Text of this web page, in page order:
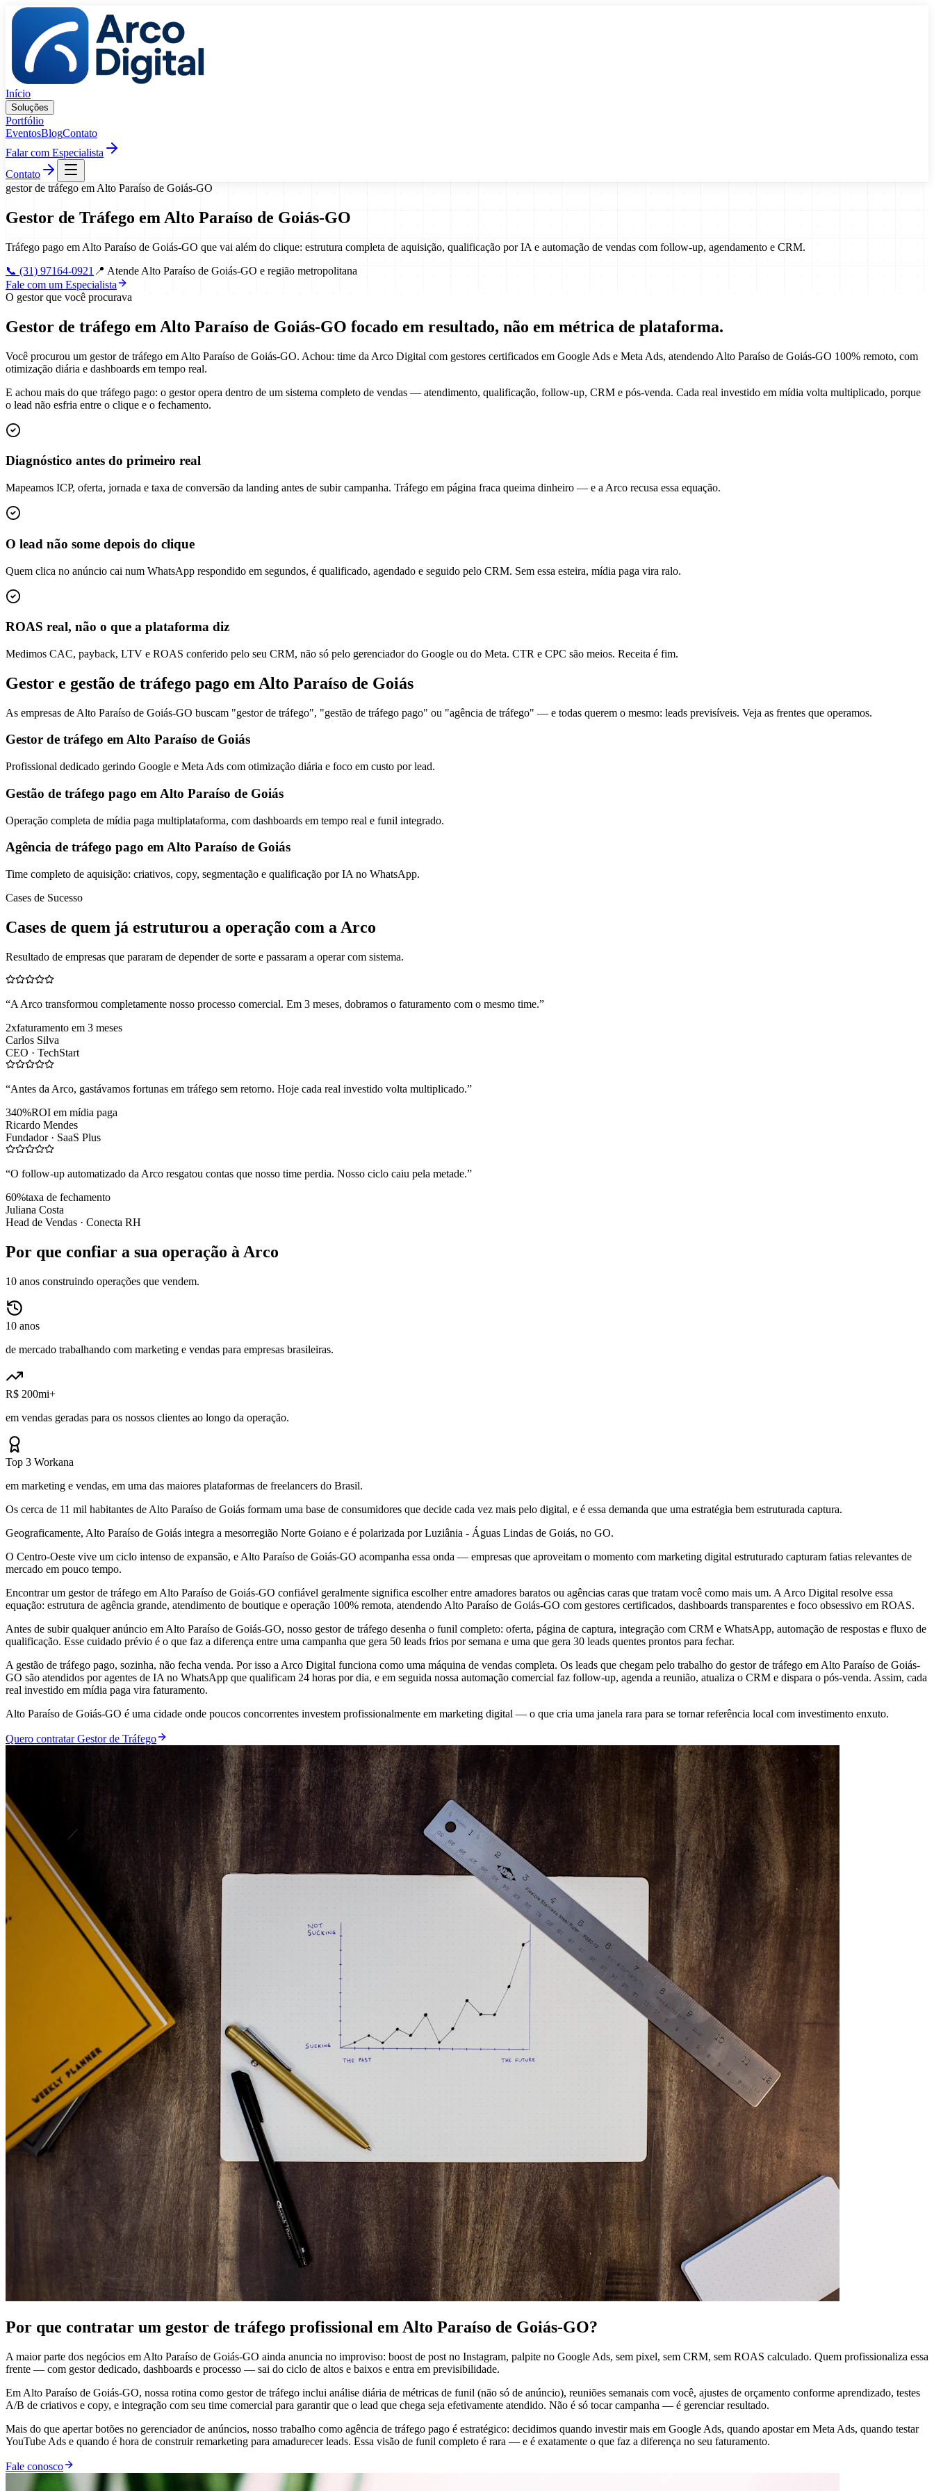
Pular para o conteúdo
Início
Soluções
Portfólio
EventosBlogContato
Falar com Especialista
Contato
gestor de tráfego em Alto Paraíso de Goiás-GO
Gestor de Tráfego em Alto Paraíso de Goiás-GO
Tráfego pago em Alto Paraíso de Goiás-GO que vai além do clique: estrutura completa de aquisição, qualificação por IA e automação de vendas com follow-up, agendamento e CRM.
📞 (31) 97164-0921 📍 Atende Alto Paraíso de Goiás-GO e região metropolitana
Fale com um Especialista
O gestor que você procurava
Gestor de tráfego em Alto Paraíso de Goiás-GO focado em resultado, não em métrica de plataforma.
Você procurou um gestor de tráfego em Alto Paraíso de Goiás-GO. Achou: time da Arco Digital com gestores certificados em Google Ads e Meta Ads, atendendo Alto Paraíso de Goiás-GO 100% remoto, com
otimização diária e dashboards em tempo real.
E achou mais do que tráfego pago: o gestor opera dentro de um sistema completo de vendas — atendimento, qualificação, follow-up, CRM e pós-venda. Cada real investido em mídia volta multiplicado, porque
o lead não esfria entre o clique e o fechamento.
Diagnóstico antes do primeiro real
Mapeamos ICP, oferta, jornada e taxa de conversão da landing antes de subir campanha. Tráfego em página fraca queima dinheiro — e a Arco recusa essa equação.
O lead não some depois do clique
Quem clica no anúncio cai num WhatsApp respondido em segundos, é qualificado, agendado e seguido pelo CRM. Sem essa esteira, mídia paga vira ralo.
ROAS real, não o que a plataforma diz
Medimos CAC, payback, LTV e ROAS conferido pelo seu CRM, não só pelo gerenciador do Google ou do Meta. CTR e CPC são meios. Receita é fim.
Gestor e gestão de tráfego pago em Alto Paraíso de Goiás
As empresas de Alto Paraíso de Goiás-GO buscam "gestor de tráfego", "gestão de tráfego pago" ou "agência de tráfego" — e todas querem o mesmo: leads previsíveis. Veja as frentes que operamos.
Gestor de tráfego em Alto Paraíso de Goiás
Profissional dedicado gerindo Google e Meta Ads com otimização diária e foco em custo por lead.
Gestão de tráfego pago em Alto Paraíso de Goiás
Operação completa de mídia paga multiplataforma, com dashboards em tempo real e funil integrado.
Agência de tráfego pago em Alto Paraíso de Goiás
Time completo de aquisição: criativos, copy, segmentação e qualificação por IA no WhatsApp.
Cases de Sucesso
Cases de quem já estruturou a operação com a Arco
Resultado de empresas que pararam de depender de sorte e passaram a operar com sistema.
“A Arco transformou completamente nosso processo comercial. Em 3 meses, dobramos o faturamento com o mesmo time.”
2xfaturamento em 3 meses
Carlos Silva
CEO · TechStart
“Antes da Arco, gastávamos fortunas em tráfego sem retorno. Hoje cada real investido volta multiplicado.”
340%ROI em mídia paga
Ricardo Mendes
Fundador · SaaS Plus
“O follow-up automatizado da Arco resgatou contas que nosso time perdia. Nosso ciclo caiu pela metade.”
60%taxa de fechamento
Juliana Costa
Head de Vendas · Conecta RH
Por que confiar a sua operação à Arco
10 anos construindo operações que vendem.
10 anos
de mercado trabalhando com marketing e vendas para empresas brasileiras.
R$ 200mi+
em vendas geradas para os nossos clientes ao longo da operação.
Top 3 Workana
em marketing e vendas, em uma das maiores plataformas de freelancers do Brasil.
Os cerca de 11 mil habitantes de Alto Paraíso de Goiás formam uma base de consumidores que decide cada vez mais pelo digital, e é essa demanda que uma estratégia bem estruturada captura.
Geograficamente, Alto Paraíso de Goiás integra a mesorregião Norte Goiano e é polarizada por Luziânia - Águas Lindas de Goiás, no GO.
O Centro-Oeste vive um ciclo intenso de expansão, e Alto Paraíso de Goiás-GO acompanha essa onda — empresas que aproveitam o momento com marketing digital estruturado capturam fatias relevantes de
mercado em pouco tempo.
Encontrar um gestor de tráfego em Alto Paraíso de Goiás-GO confiável geralmente significa escolher entre amadores baratos ou agências caras que tratam você como mais um. A Arco Digital resolve essa
equação: estrutura de agência grande, atendimento de boutique e operação 100% remota, atendendo Alto Paraíso de Goiás-GO com gestores certificados, dashboards transparentes e foco obsessivo em ROAS.
Antes de subir qualquer anúncio em Alto Paraíso de Goiás-GO, nosso gestor de tráfego desenha o funil completo: oferta, página de captura, integração com CRM e WhatsApp, automação de respostas e fluxo de
qualificação. Esse cuidado prévio é o que faz a diferença entre uma campanha que gera 50 leads frios por semana e uma que gera 30 leads quentes prontos para fechar.
A gestão de tráfego pago, sozinha, não fecha venda. Por isso a Arco Digital funciona como uma máquina de vendas completa. Os leads que chegam pelo trabalho do gestor de tráfego em Alto Paraíso de Goiás-
GO são atendidos por agentes de IA no WhatsApp que qualificam 24 horas por dia, e em seguida nossa automação comercial faz follow-up, agenda a reunião, atualiza o CRM e dispara o pós-venda. Assim, cada
real investido em mídia paga vira faturamento.
Alto Paraíso de Goiás-GO é uma cidade onde poucos concorrentes investem profissionalmente em marketing digital — o que cria uma janela rara para se tornar referência local com investimento enxuto.
Quero contratar Gestor de Tráfego
Por que contratar um gestor de tráfego profissional em Alto Paraíso de Goiás-GO?
A maior parte dos negócios em Alto Paraíso de Goiás-GO ainda anuncia no improviso: boost de post no Instagram, palpite no Google Ads, sem pixel, sem CRM, sem ROAS calculado. Quem profissionaliza essa
frente — com gestor dedicado, dashboards e processo — sai do ciclo de altos e baixos e entra em previsibilidade.
Em Alto Paraíso de Goiás-GO, nossa rotina como gestor de tráfego inclui análise diária de métricas de funil (não só de anúncio), reuniões semanais com você, ajustes de orçamento conforme aprendizado, testes
A/B de criativos e copy, e integração com seu time comercial para garantir que o lead que chega seja efetivamente atendido. Não é só tocar campanha — é gerenciar resultado.
Mais do que apertar botões no gerenciador de anúncios, nosso trabalho como agência de tráfego pago é estratégico: decidimos quando investir mais em Google Ads, quando apostar em Meta Ads, quando testar
YouTube Ads e quando é hora de construir remarketing para amadurecer leads. Essa visão de funil completo é rara — e é exatamente o que faz a diferença no seu faturamento.
Fale conosco